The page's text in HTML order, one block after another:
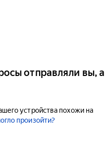
отправляли вы, а
устройства похожи на
произойти?